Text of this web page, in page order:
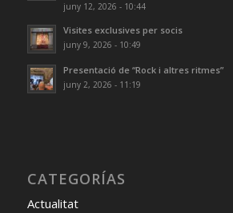
juny 12, 2026 - 10:44
Visites exclusives per socis
juny 9, 2026 - 10:49
Presentació de “Rock i altres ritmes”
juny 2, 2026 - 11:19
CATEGORÍAS
Actualitat